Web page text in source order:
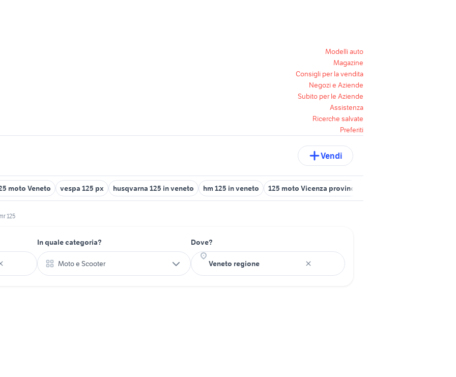
Modelli auto
Magazine
Consigli per la vendita
Negozi e Aziende
Subito per le Aziende
Assistenza
Ricerche salvate
Preferiti
Vendi
moto Veneto vespa 125 px husqvarna 125 in veneto hm 125 in veneto 125 moto Vicenza provincia
125
In quale categoria?
Moto e Scooter
Dove?